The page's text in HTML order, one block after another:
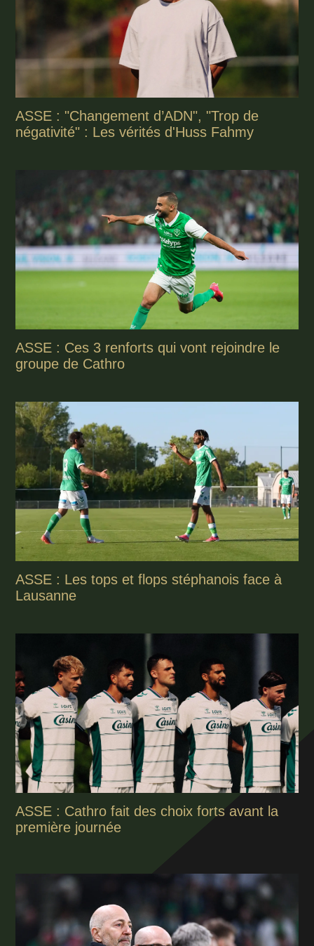
ASSE : "Changement d’ADN", "Trop de
négativité" : Les vérités d'Huss Fahmy
ASSE : Ces 3 renforts qui vont rejoindre le
groupe de Cathro
ASSE : Les tops et flops stéphanois face à
Lausanne
ASSE : Cathro fait des choix forts avant la
première journée